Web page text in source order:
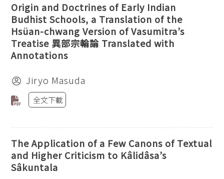
Origin and Doctrines of Early Indian
Budhist Schools, a Translation of the
Hsüan-chwang Version of Vasumitra’s
Treatise 異部宗輪論 Translated with
Annotations
Jiryo Masuda
全文下載
The Application of a Few Canons of Textual
and Higher Criticism to Kâlidâsa’s
Sâkuntala